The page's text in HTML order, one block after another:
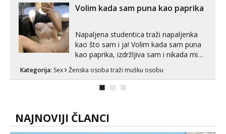
autentičnosti možeš me vidjeti na
videopozivu. 😉 S vama sam vec 5 ...
Volim kada sam puna kao paprika
Napaljena studentica traži napaljenka
kao što sam i ja! Volim kada sam puna
kao paprika, izdržljiva sam i nikada mi
puta dnevno bilo kad i bilo gdje zato se
javi što prije da me isprobaš Klikni na
Kategorija: Sex Ženska osoba traži mušku osobu
NAJNOVIJI ČLANCI